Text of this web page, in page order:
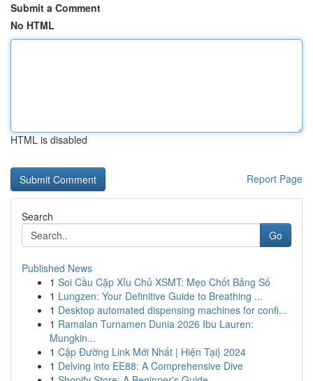
Submit a Comment
No HTML
HTML is disabled
Report Page
Search
Go
Published News
1 Soi Cầu Cặp Xỉu Chủ XSMT: Mẹo Chốt Bảng Số
1 Lungzen: Your Definitive Guide to Breathing ...
1 Desktop automated dispensing machines for confi...
1 Ramalan Turnamen Dunia 2026 Ibu Lauren:
Mungkin...
1 Cập Đường Link Mới Nhất | Hiện Tại} 2024
1 Delving into EE88: A Comprehensive Dive